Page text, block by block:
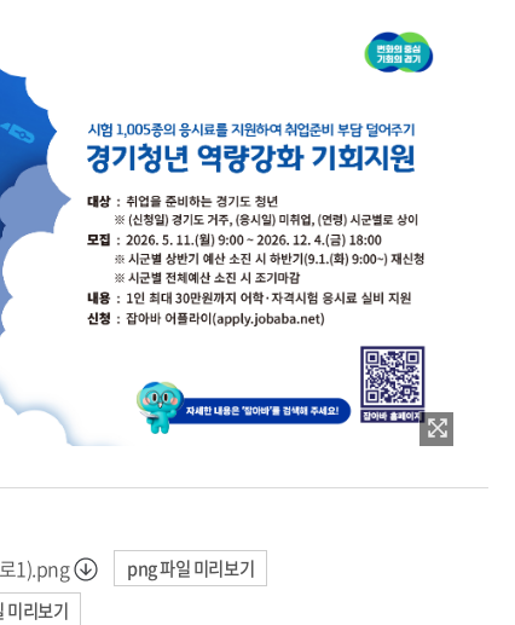
1).png png 파일 미리보기
리보기